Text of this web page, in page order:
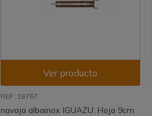
Ver producto
REF: 19757
navaja albainox IGUAZU. Hoja 9cm